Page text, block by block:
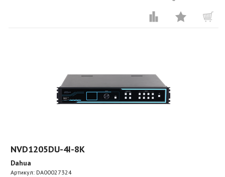
NVD1205DU-4I-8K
Dahua
Артикул: DA00027324